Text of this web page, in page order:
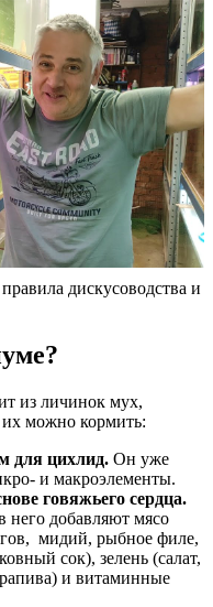
дискусоводства и
из личинок мух,
можно кормить:
для цихлид. Он уже
и макроэлементы.
говяжьего сердца.
него добавляют мясо
мидий, рыбное филе,
сок), зелень (салат,
и витаминные